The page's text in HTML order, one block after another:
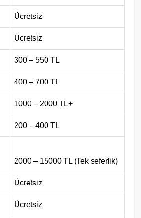
Ücretsiz
Ücretsiz
300 – 550 TL
400 – 700 TL
1000 – 2000 TL+
200 – 400 TL
2000 – 15000 TL (Tek seferlik)
Ücretsiz
Ücretsiz